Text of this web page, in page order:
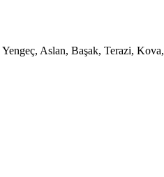
Aslan, Başak, Terazi, Kova,